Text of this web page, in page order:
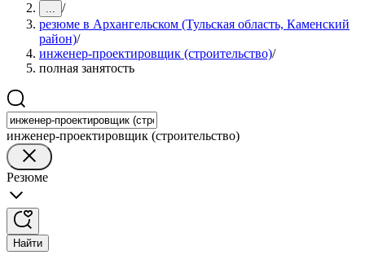
... /
резюме в Архангельском (Тульская область, Каменский
район)/
инженер-проектировщик (строительство)/
полная занятость
инженер-проектировщик (строительство)
Резюме
Найти